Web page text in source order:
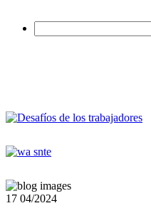
17 04/2024